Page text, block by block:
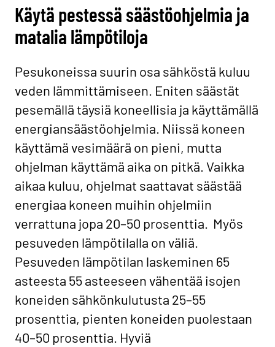
Käytä pestessä säästöohjelmia ja
matalia lämpötiloja
Pesukoneissa suurin osa sähköstä kuluu
veden lämmittämiseen. Eniten säästät
pesemällä täysiä koneellisia ja käyttämällä
energiansäästöohjelmia. Niissä koneen
käyttämä vesimäärä on pieni, mutta
ohjelman käyttämä aika on pitkä. Vaikka
aikaa kuluu, ohjelmat saattavat säästää
energiaa koneen muihin ohjelmiin
verrattuna jopa 20–50 prosenttia. Myös
pesuveden lämpötilalla on väliä.
Pesuveden lämpötilan laskeminen 65
asteesta 55 asteeseen vähentää isojen
koneiden sähkönkulutusta 25–55
prosenttia, pienten koneiden puolestaan
40–50 prosenttia. Hyviä